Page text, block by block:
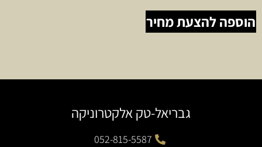
הוספה להצעת מחיר
גבריאל-טק אלקטרוניקה
052-815-5587